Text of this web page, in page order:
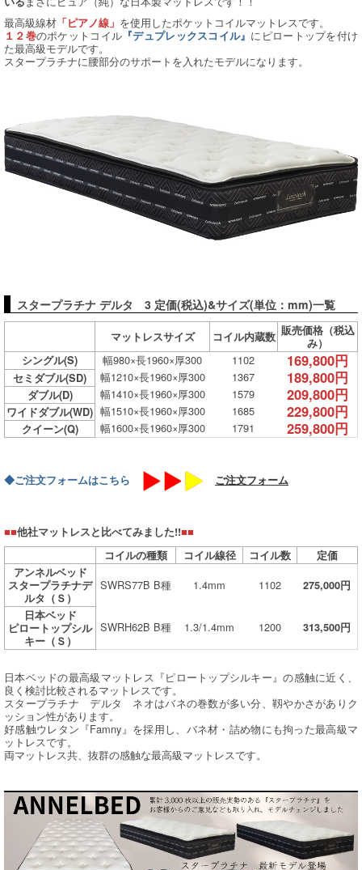
最高級線材 「ピアノ線」 を使用したポケットコイルマットレスです。
１２巻のポケットコイル 『デュプレックスコイル』 にピロートップを付け
た最高級モデルです。
スタープラチナに腰部分のサポートを入れたモデルになります。
スタープラチナ デルタ 3 定価(税込)&サイズ(単位：mm)一覧
マットレスサイズ コイル内蔵数 販売価格（税込
み）
シングル(S)
幅980×長1960×厚300 1102 169,800円
セミダブル(SD) 幅1210×長1960×厚300 1367 189,800円
ダブル(D) 幅1410×長1960×厚300 1579 209,800円
ワイドダブル(WD) 幅1510×長1960×厚300 1685 229,800円
クイーン(Q) 幅1600×長1960×厚300 1791 259,800円
◆ご注文フォームはこちら ご注文フォーム
■■他社マットレスと比べてみました!!■■
コイルの種類
コイル線径 コイル数
定価
アンネルベッド
スタープラチナデ
ルタ（Ｓ）
SWRS77B B種 1.4mm 1102 275,000円
日本ベッド
ピロートップシル
キー（Ｓ）
SWRH62B B種 1.3/1.4mm 1200 313,500円
日本ベッドの最高級マットレス『ピロートップシルキー』の感触に近く、
良く検討比較されるマットレスです。
スタープラチナ デルタ ネオはバネの巻数が多い分、靱やかさがありク
ッション性があります。
好感触ウレタン『Famny』を採用し、バネ材・詰め物にも拘った最高級マ
ットレスです。
両マットレス共、抜群の感触な最高級マットレスです。